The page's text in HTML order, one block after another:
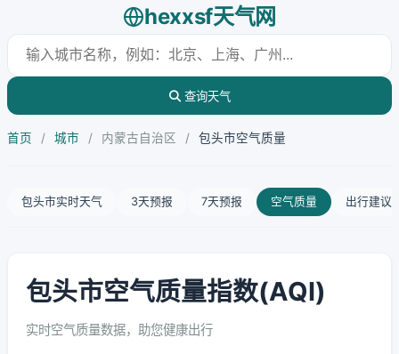
hexxsf天气网
查询天气
首页 / 城市 / 内蒙古自治区 / 包头市空气质量
包头市实时天气 3天预报 7天预报 空气质量 出行建议
包头市空气质量指数(AQI)
实时空气质量数据，助您健康出行